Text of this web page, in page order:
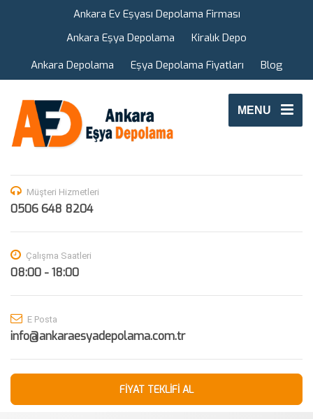
Ankara Ev Eşyası Depolama Firması
Ankara Eşya Depolama
Kiralık Depo
Ankara Depolama
Eşya Depolama Fiyatları Blog
MENU
Müşteri Hizmetleri
0506 648 8204
Çalışma Saatleri
08:00 - 18:00
E Posta
info@ankaraesyadepolama.com.tr
FİYAT TEKLİFİ AL